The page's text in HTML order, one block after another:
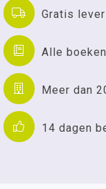
Gratis
Alle
Meer dan
14 dagen